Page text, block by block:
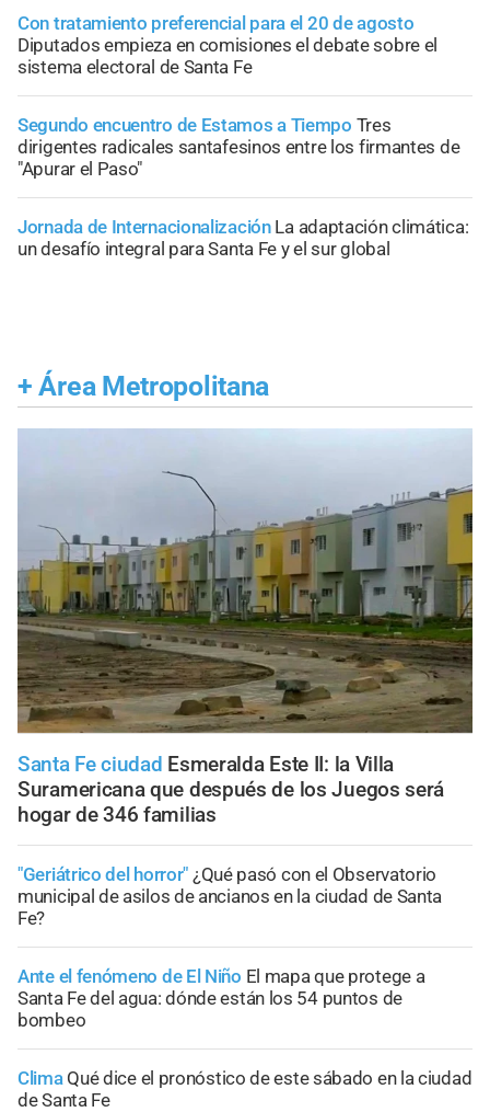
Con tratamiento preferencial para el 20 de agosto
Diputados empieza en comisiones el debate sobre el
sistema electoral de Santa Fe
Segundo encuentro de Estamos a Tiempo Tres
dirigentes radicales santafesinos entre los firmantes de
"Apurar el Paso"
Jornada de Internacionalización La adaptación climática:
un desafío integral para Santa Fe y el sur global
+ Área Metropolitana
Santa Fe ciudad Esmeralda Este II: la Villa
Suramericana que después de los Juegos será
hogar de 346 familias
"Geriátrico del horror" ¿Qué pasó con el Observatorio
municipal de asilos de ancianos en la ciudad de Santa
Fe?
Ante el fenómeno de El Niño El mapa que protege a
Santa Fe del agua: dónde están los 54 puntos de
bombeo
Clima Qué dice el pronóstico de este sábado en la ciudad
de Santa Fe